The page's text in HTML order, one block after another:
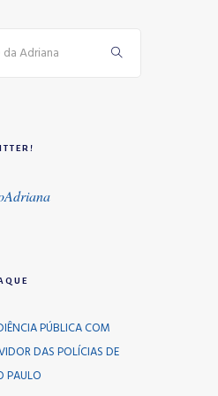
PÚBLICA COM
DAS POLÍCIAS DE
PAULO